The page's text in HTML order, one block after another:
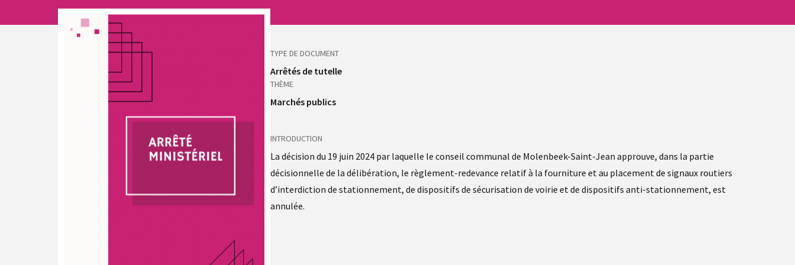
TYPE DE DOCUMENT
Arrêtés de tutelle
THÈME
Marchés publics
INTRODUCTION
La décision du 19 juin 2024 par laquelle le conseil communal de Molenbeek-Saint-Jean approuve, dans la partie
décisionnelle de la délibération, le règlement-redevance relatif à la fourniture et au placement de signaux routiers
d’interdiction de stationnement, de dispositifs de sécurisation de voirie et de dispositifs anti-stationnement, est
annulée.